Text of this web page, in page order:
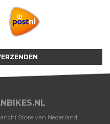
Store van Nederland.